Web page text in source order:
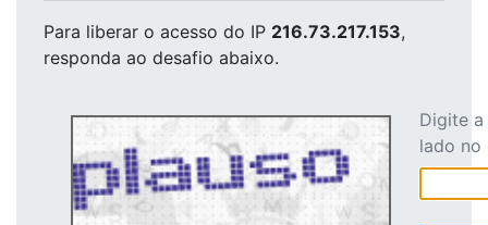
Para liberar o acesso do IP 216.73.217.153,
responda ao desafio abaixo.
Digite
lado no